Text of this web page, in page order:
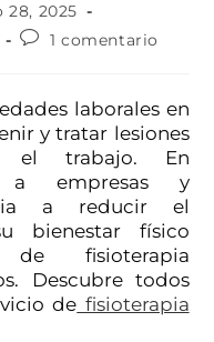
28, 2025
1 comentario
laborales en
y tratar lesiones
el trabajo. En
a empresas y
a reducir el
bienestar físico
de fisioterapia
Descubre todos
de fisioterapia